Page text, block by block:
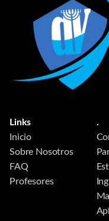
Links
Inicio
Sobre Nosotros
FAQ
Profesores
.